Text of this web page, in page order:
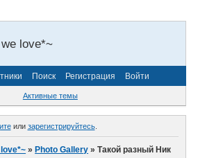
love*~
Поиск Регистрация Войти
Активные темы
или зарегистрируйтесь.
love*~ »Photo Gallery »Такой разный Ник